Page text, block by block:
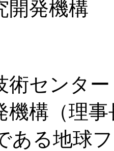
開発機構
センタ
機構（理
ある地球